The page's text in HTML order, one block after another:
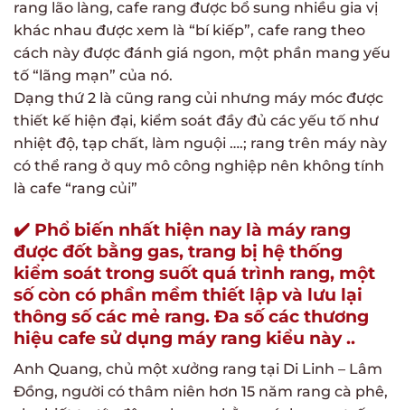
rang lão làng, cafe rang được bổ sung nhiều gia vị
khác nhau được xem là “bí kiếp”, cafe rang theo
cách này được đánh giá ngon, một phần mang yếu
tố “lãng mạn” của nó.
Dạng thứ 2 là cũng rang củi nhưng máy móc được
thiết kế hiện đại, kiểm soát đầy đủ các yếu tố như
nhiệt độ, tạp chất, làm nguội ….; rang trên máy này
có thể rang ở quy mô công nghiệp nên không tính
là cafe “rang củi”
✔️ Phổ biến nhất hiện nay là máy rang
được đốt bằng gas, trang bị hệ thống
kiểm soát trong suốt quá trình rang, một
số còn có phần mềm thiết lập và lưu lại
thông số các mẻ rang. Đa số các thương
hiệu cafe sử dụng máy rang kiểu này ..
Anh Quang, chủ một xưởng rang tại Di Linh – Lâm
Đồng, người có thâm niên hơn 15 năm rang cà phê,